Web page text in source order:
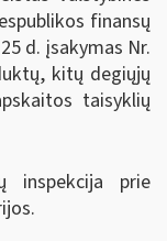
finansų
d. įsakymas Nr.
kitų degiųjų
taisyklių
inspekcija prie